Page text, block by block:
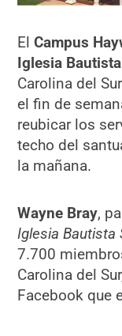
ElCampus
Iglesia
Carolina del
el fin de
reubicar los
techo del
la mañana.
Wayne Bray,
Iglesia Bautista
7.700
Carolina del
Facebook que